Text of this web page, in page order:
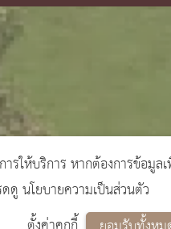
รให้บริการ หากต้องการข้อมูล
ดดู นโยบายความเป็นส่วนตัว